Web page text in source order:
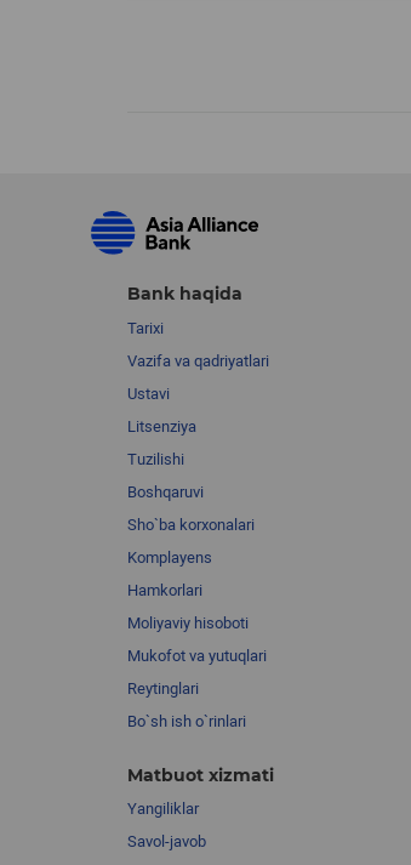
Bank haqida
Tarixi
Vazifa va qadriyatlari
Ustavi
Litsenziya
Tuzilishi
Boshqaruvi
Sho`ba korxonalari
Komplayens
Hamkorlari
Moliyaviy hisoboti
Mukofot va yutuqlari
Reytinglari
Bo`sh ish o`rinlari
Matbuot xizmati
Yangiliklar
Savol-javob